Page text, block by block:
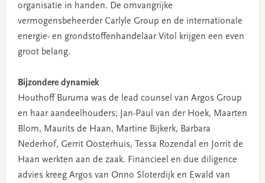
organisatie in handen. De omvangrijke
vermogensbeheerder Carlyle Group en de internationale
energie- en grondstoffenhandelaar Vitol krijgen een even
groot belang.
Bijzondere dynamiek
Houthoff Buruma was de lead counsel van Argos Group
en haar aandeelhouders; Jan-Paul van der Hoek, Maarten
Blom, Maurits de Haan, Martine Bijkerk, Barbara
Nederhof, Gerrit Oosterhuis, Tessa Rozendal en Jorrit de
Haan werkten aan de zaak. Financieel en due diligence
advies kreeg Argos van Onno Sloterdijk en Ewald van